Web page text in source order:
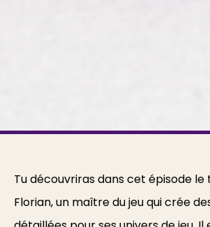
Tu découvriras dans cet épisode
Florian, un maître du jeu qui crée